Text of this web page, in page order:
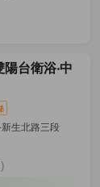
陽台衛浴‧中
生北路三段